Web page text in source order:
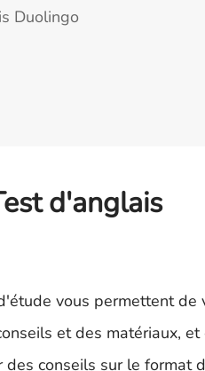
Duolingo
d'anglais
vous permettent de
et des matériaux, et
conseils sur le format